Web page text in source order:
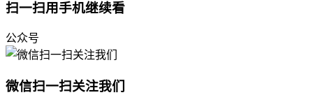
扫一扫用手机继续看
公众号
微信扫一扫关注我们